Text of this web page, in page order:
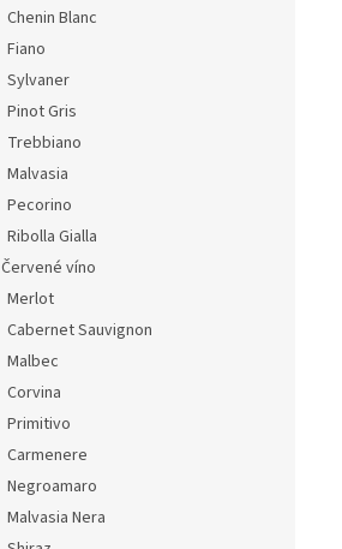
Chenin Blanc
Fiano
Sylvaner
Pinot Gris
Trebbiano
Malvasia
Pecorino
Ribolla Gialla
Červené víno
Merlot
Cabernet Sauvignon
Malbec
Corvina
Primitivo
Carmenere
Negroamaro
Malvasia Nera